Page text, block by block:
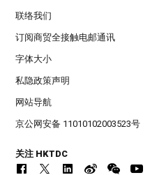
联络我们
订阅商贸全接触电邮通讯
字体大小
私隐政策声明
网站导航
京公网安备 11010102003523号
关注 HKTDC